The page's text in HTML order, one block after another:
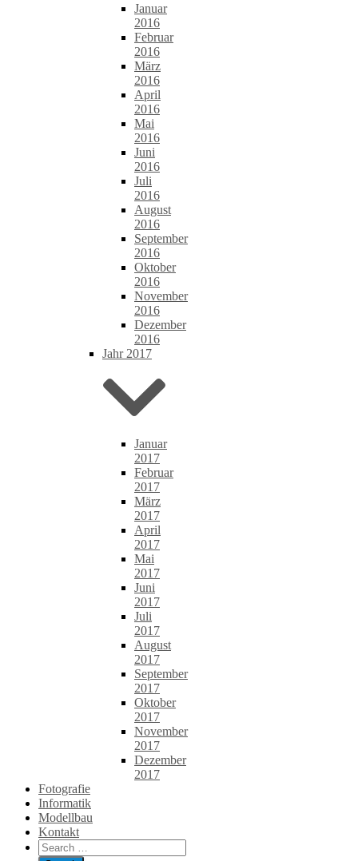
Januar
2016
Februar
2016
März
2016
April
2016
Mai
2016
Juni
2016
Juli
2016
August
2016
September
2016
Oktober
2016
November
2016
Dezember
2016
Jahr 2017
Januar
2017
Februar
2017
März
2017
April
2017
Mai
2017
Juni
2017
Juli
2017
August
2017
September
2017
Oktober
2017
November
2017
Dezember
2017
Fotografie
Informatik
Modellbau
Kontakt
Search